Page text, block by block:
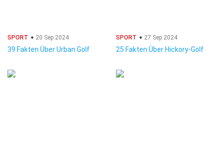
SPORT 20 Sep 2024
39 Fakten Über Urban Golf
SPORT 27 Sep 2024
25 Fakten Über Hickory-Golf